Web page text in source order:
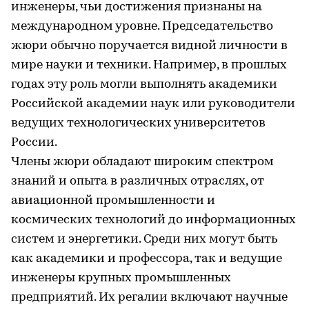
инженеры, чьи достижения признаны на
международном уровне. Председательство
жюри обычно поручается видной личности в
мире науки и техники. Например, в прошлых
годах эту роль могли выполнять академики
Российской академии наук или руководители
ведущих технологических университетов
России.
Члены жюри обладают широким спектром
знаний и опыта в различных отраслях, от
авиационной промышленности и
космических технологий до информационных
систем и энергетики. Среди них могут быть
как академики и профессора, так и ведущие
инженеры крупных промышленных
предприятий. Их регалии включают научные